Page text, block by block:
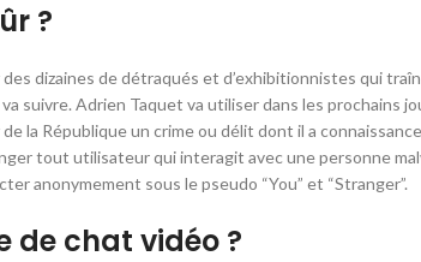
?
dizaines de détraqués et d’exhibitionnistes qui
suivre. Adrien Taquet va utiliser dans les prochains
la République un crime ou délit dont il a
tout utilisateur qui interagit avec une personne
anonymement sous le pseudo “You” et “Stranger”.
de chat vidéo ?